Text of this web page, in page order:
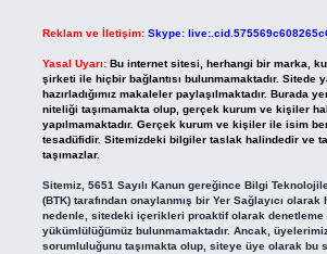
Reklam ve İletişim: Skype:
Yasal Uyarı: Bu internet sitesi, herhangi bir marka,
şirketi ile hiçbir bağlantısı bulunmamaktadır. Sitede
hazırladığımız makaleler paylaşılmaktadır. Burada
niteliği taşımamakta olup, gerçek kurum ve kişiler
yapılmamaktadır. Gerçek kurum ve kişiler ile isim
tesadüfidir. Sitemizdeki bilgiler taslak halindedir ve
taşımazlar.
Sitemiz, 5651 Sayılı Kanun gereğince Bilgi
(BTK) tarafından onaylanmış bir Yer Sağlayıcı
nedenle, sitedeki içerikleri proaktif olarak denetleme
yükümlülüğümüz bulunmamaktadır. Ancak,
sorumluluğunu taşımakta olup, siteye üye olarak bu